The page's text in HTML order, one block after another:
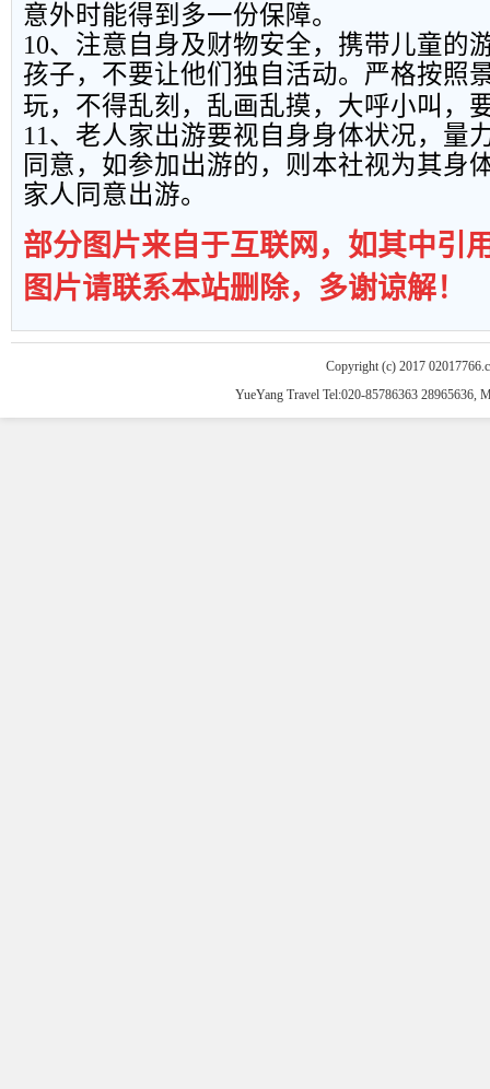
意外时能得到多一份保障。
10、注意自身及财物安全，携带儿童的
孩子，不要让他们独自活动。严格按照
玩，不得乱刻，乱画乱摸，大呼小叫，
11、老人家出游要视自身身体状况，量
同意，如参加出游的，则本社视为其身
家人同意出游。
部分图片来自于互联网，如其中引
图片请联系本站删除，多谢谅解！
Copyright (c) 2017
YueYang Travel Tel:020-85786363 28965636,